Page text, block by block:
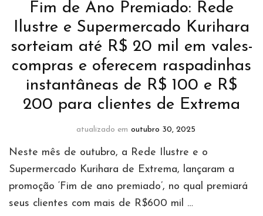
Fim de Ano Premiado: Rede
Ilustre e Supermercado Kurihara
sorteiam até R$ 20 mil em vales-
compras e oferecem raspadinhas
instantâneas de R$ 100 e R$
200 para clientes de Extrema
atualizado em outubro 30, 2025
Neste mês de outubro, a Rede Ilustre e o
Supermercado Kurihara de Extrema, lançaram a
promoção ‘Fim de ano premiado’, no qual premiará
seus clientes com mais de R$600 mil …